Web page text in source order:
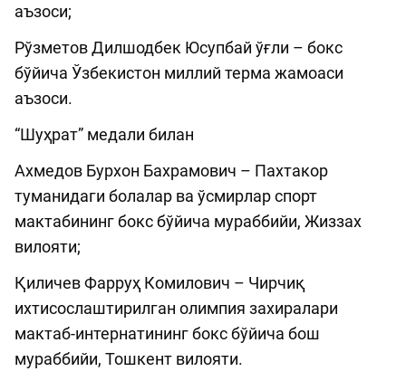
аъзоси;
Рўзметов Дилшодбек Юсупбай ўғли – бокс
бўйича Ўзбекистон миллий терма жамоаси
аъзоси.
“Шуҳрат” медали билан
Ахмедов Бурхон Бахрамович – Пахтакор
туманидаги болалар ва ўсмирлар спорт
мактабининг бокс бўйича мураббийи, Жиззах
вилояти;
Қиличев Фарруҳ Комилович – Чирчиқ
ихтисослаштирилган олимпия захиралари
мактаб-интернатининг бокс бўйича бош
мураббийи, Тошкент вилояти.